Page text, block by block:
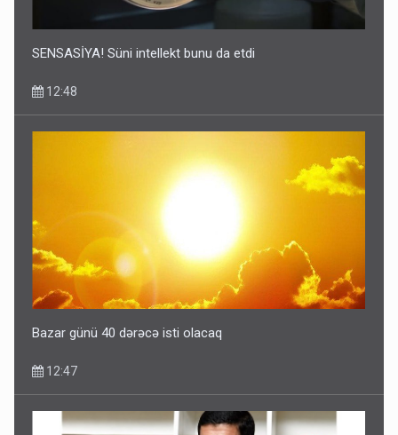
SENSASİYA! Süni intellekt bunu da etdi
12:48
Bazar günü 40 dərəcə isti olacaq
12:47